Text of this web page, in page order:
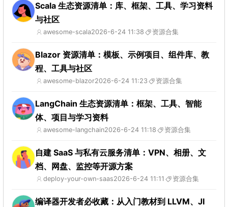
Scala 生态资源清单：库、框架、工具、学习资料
与社区
awesome-scala2026-6-24 11:38 资源合集
Blazor 资源清单：模板、示例项目、组件库、教
程、工具与社区
awesome-blazor2026-6-24 11:23 资源合集
LangChain 生态资源清单：框架、工具、智能
体、项目与学习资料
awesome-langchain2026-6-24 11:18 资源合集
自建 SaaS 与私有云服务清单：VPN、相册、文
档、网盘、监控等开源方案
deploy-your-own-saas2026-6-24 11:11 资源合集
编译器开发者必收藏：从入门教材到 LLVM、JI